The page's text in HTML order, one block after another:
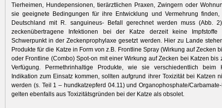
Tierheimen, Hundepensionen, tierärztlichen Praxen, Zwingern oder
sie geeignete Bedingungen für ihre Entwicklung und Vermehrung
Deutschland mit R. sanguineus- Befall gerechnet werden muss (Abb.
zeckenübertragene Infektionen bei der Katze derzeit keine
Schwerpunkt in der Zeckenprophylaxe gesetzt werden. Hier zu Lande
Produkte für die Katze in Form von z.B. Frontline Spray (Wirkung auf Zecken
oder Frontline (Combo) Spot-on mit einer Wirkung auf Zecken bei Katzen bis
Verfügung. Permethrinhaltige Produkte, wie sie verschiedentlich
Indikation zum Einsatz kommen, sollten aufgrund ihrer Toxizität bei Katzen
werden (s. Teil 1 – hundkatzepferd 04.11) und Organophosphate/
gelten ebenfalls aus Toxizitätsgründen bei der Katze als obsolet.